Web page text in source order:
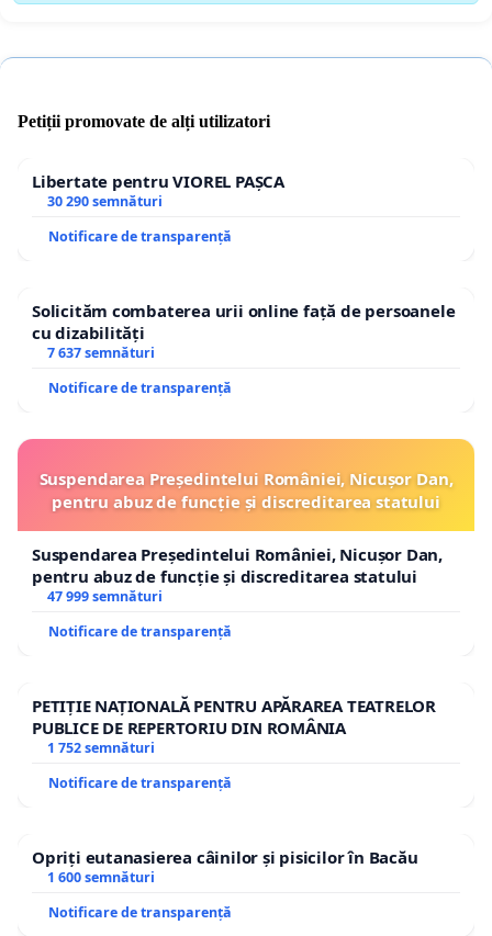
Petiții promovate de alți utilizatori
Libertate pentru VIOREL PAȘCA
30 290 semnături
Notificare de transparență
Solicităm combaterea urii online față de persoanele
cu dizabilități
7 637 semnături
Notificare de transparență
Suspendarea Președintelui României, Nicușor Dan,
pentru abuz de funcție și discreditarea statului
Suspendarea Președintelui României, Nicușor Dan,
pentru abuz de funcție și discreditarea statului
47 999 semnături
Notificare de transparență
PETIȚIE NAȚIONALĂ PENTRU APĂRAREA TEATRELOR
PUBLICE DE REPERTORIU DIN ROMÂNIA
1 752 semnături
Notificare de transparență
Opriți eutanasierea câinilor și pisicilor în Bacău
1 600 semnături
Notificare de transparență